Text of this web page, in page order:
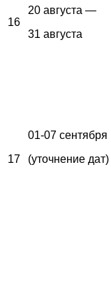
16
20 августа —
31 августа
17
01-07 сентября
(уточнение дат)